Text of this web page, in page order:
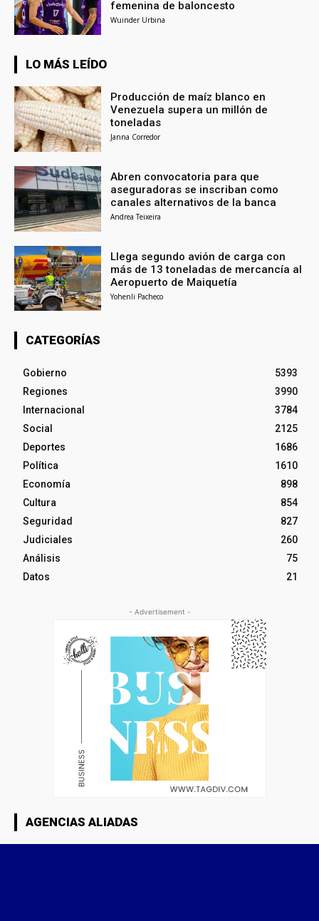
femenina de baloncesto
Wuinder Urbina
LO MÁS LEÍDO
Producción de maíz blanco en
Venezuela supera un millón de
toneladas
Janna Corredor
Abren convocatoria para que
aseguradoras se inscriban como
canales alternativos de la banca
Andrea Teixeira
Llega segundo avión de carga con
más de 13 toneladas de mercancía al
Aeropuerto de Maiquetía
Yohenli Pacheco
CATEGORÍAS
Gobierno
5393
Regiones
3990
Internacional
3784
Social
2125
Deportes
1686
Política
1610
Economía
898
Cultura
854
Seguridad
827
Judiciales
260
Análisis
75
Datos
21
- Advertisement -
AGENCIAS ALIADAS